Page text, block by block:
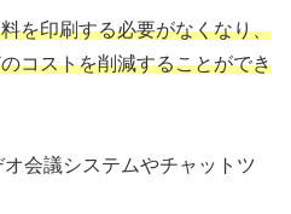
を印刷する必要がなくなり、
コストを削減することができ
会議システムやチャットツ